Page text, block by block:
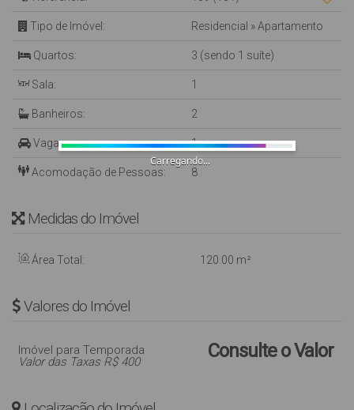
Tipo de Imóvel: Residencial »Apartamento
Quartos: 3 (sendo 1 suíte)
Sala: 1
Banheiros: 2
Vaga: 1
Acomodação de Pessoas: 8
Medidas do Imóvel
Área Total: 120.00 m²
Valores do Imóvel
Consulte o Valor
Imóvel para Temporada
Valor das Taxas R$ 400
Carregando...